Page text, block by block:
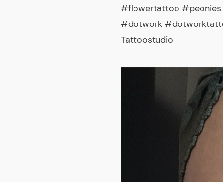
#flowertattoo
#dotwork
Tattoostudio